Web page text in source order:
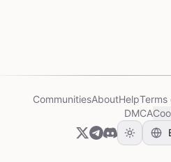
CommunitiesAboutHelpTerms
DMCA